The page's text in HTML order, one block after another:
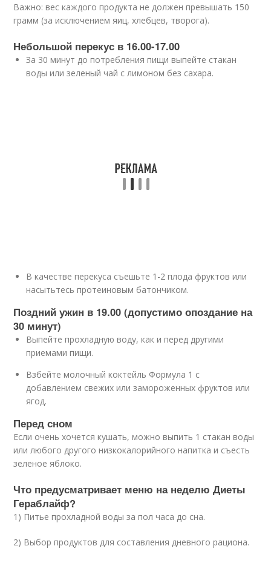
Важно: вес каждого продукта не должен превышать 150
грамм (за исключением яиц, хлебцев, творога).
Небольшой перекус в 16.00-17.00
За 30 минут до потребления пищи выпейте стакан
воды или зеленый чай с лимоном без сахара.
В качестве перекуса съешьте 1-2 плода фруктов или
насытьтесь протеиновым батончиком.
Поздний ужин в 19.00 (допустимо опоздание на
30 минут)
Выпейте прохладную воду, как и перед другими
приемами пищи.
Взбейте молочный коктейль Формула 1 с
добавлением свежих или замороженных фруктов или
ягод.
Перед сном
Если очень хочется кушать, можно выпить 1 стакан воды
или любого другого низкокалорийного напитка и съесть
зеленое яблоко.
Что предусматривает меню на неделю Диеты
Гераблайф?
1) Питье прохладной воды за пол часа до сна.
2) Выбор продуктов для составления дневного рациона.